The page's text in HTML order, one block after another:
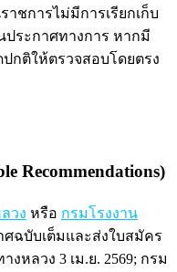
าชการไม่มีการเรียกเก็บ
ระกาศทางการ หากมี
ปกติให้ตรวจสอบโดยตรง
Recommendations)
วง หรือ กรมโรงงาน
ศฉบับเต็มและส่งใบสมัคร
หลวง 3 เม.ย. 2569; กรม